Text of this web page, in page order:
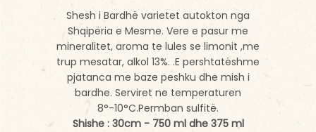
Shesh i Bardhë varietet autokton nga
Shqipëria e Mesme. Vere e pasur me
mineralitet, aroma te lules se limonit ,me
trup mesatar, alkol 13%. .E pershtatëshme
pjatanca me baze peshku dhe mish i
bardhe. Serviret ne temperaturen
8°-10°C.Permban sulfitë.
Shishe : 30cm - 750 ml dhe 375 ml